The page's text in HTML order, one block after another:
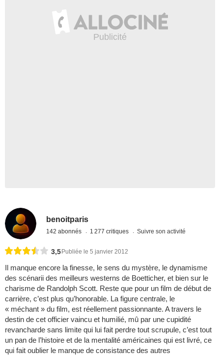
benoitparis
142 abonnés 1 277 critiques Suivre son activité
3,5 Publiée le 5 janvier 2012
Il manque encore la finesse, le sens du mystère, le dynamisme
des scénarii des meilleurs westerns de Boetticher, et bien sur le
charisme de Randolph Scott. Reste que pour un film de début de
carrière, c’est plus qu’honorable. La figure centrale, le
« méchant » du film, est réellement passionnante. A travers le
destin de cet officier vaincu et humilié, mû par une cupidité
revancharde sans limite qui lui fait perdre tout scrupule, c’est tout
un pan de l’histoire et de la mentalité américaines qui est livré, ce
qui fait oublier le manque de consistance des autres